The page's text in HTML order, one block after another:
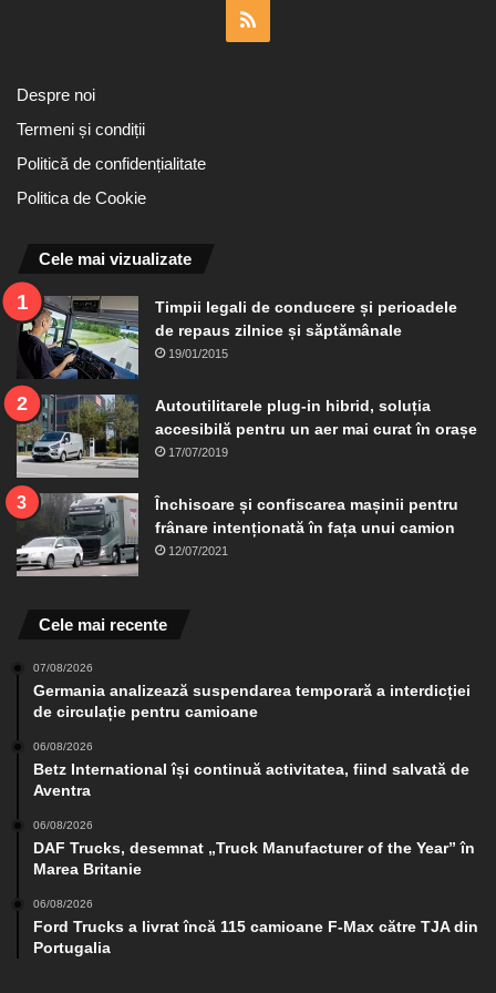
Despre noi
Termeni și condiții
Politică de confidențialitate
Politica de Cookie
Cele mai vizualizate
Timpii legali de conducere și perioadele
de repaus zilnice și săptămânale
19/01/2015
Autoutilitarele plug-in hibrid, soluția
accesibilă pentru un aer mai curat în orașe
17/07/2019
Închisoare și confiscarea mașinii pentru
frânare intenționată în fața unui camion
12/07/2021
Cele mai recente
07/08/2026
Germania analizează suspendarea temporară a interdicției
de circulație pentru camioane
06/08/2026
Betz International își continuă activitatea, fiind salvată de
Aventra
06/08/2026
DAF Trucks, desemnat „Truck Manufacturer of the Year” în
Marea Britanie
06/08/2026
Ford Trucks a livrat încă 115 camioane F-Max către TJA din
Portugalia